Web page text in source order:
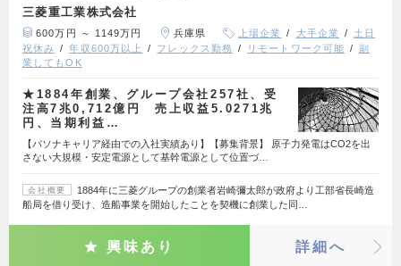
三菱重工業株式会社
600万円 ～ 1149万円 兵庫県 上場企業 大手企業
土日
祝休み
年収600万以上 フレックス勤務 リモートワーク可能
副
業してもOK
★1884年創業、グループ会社257社、受
注高7兆0,712億円 売上収益5.0271兆
円、当期利益…
【パソナキャリア経由での入社実績あり】【募集背景】 原子力発電はCO2を出
さない大規模・安定電源として基幹電源として位置づ…
会社概要
1884年に三菱グループの創業者岩崎彌太郎が政府より工部省長崎造
船局を借り受け、造船事業を開始したことを契機に創業した同…
興味あり 詳細へ